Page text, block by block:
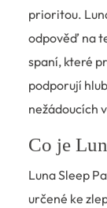
prioritou.
odpověď na
spaní, které
podporují
nežádoucích
Co je
Luna Sleep
určené ke